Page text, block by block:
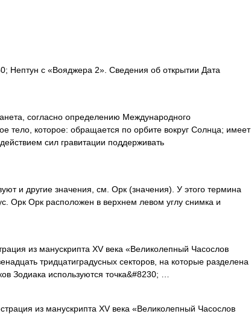
Нептун с «Вояджера 2». Сведения об открытии Дата
согласно определению Международного
тело, которое: обращается по орбите вокруг Солнца; имеет
сил гравитации поддерживать
и другие значения, см. Орк (значения). У этого термина
Орк Орк расположен в верхнем левом углу снимка и
из манускрипта XV века «Великолепный Часослов
тридцатиградусных секторов, на которые разделена
Зодиака используются точка&#8230; …
из манускрипта XV века «Великолепный Часослов